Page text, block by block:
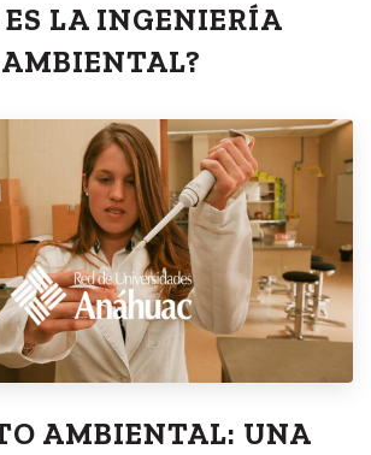
ES LA INGENIERÍA
AMBIENTAL?
AMBIENTAL: UNA